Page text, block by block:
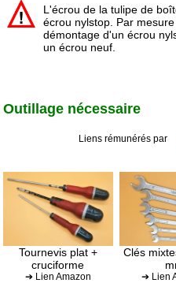
L'écrou de la tulipe de
écrou nylstop. Par
démontage d'un écrou
un écrou neuf.
Outillage nécessaire
Liens rémunérés par
Tournevis plat +
cruciforme
➔ Lien Amazon
Clés
➔ Lien